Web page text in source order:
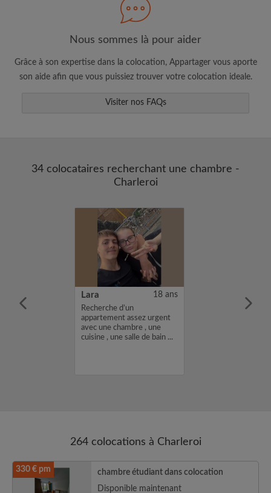
Consultez les chambres et les profils des
Sauvegardez vos recherches
annonce correspondant à vos critères
Faites vos demandes de visites
Faites part aux propriétaires et aux
Nous sommes là pour aider
Grâce à son expertise dans la colocation, Appartager vous aporte
son aide afin que vous puissiez trouver votre colocation ideale.
Visiter nos FAQs
34 colocataires recherchant une chambre -
Charleroi
de kiné je
Lara 18 ans
Recherche d’un
appartement assez urgent
avec une chambre , une
cuisine , une salle de bain ...
264 colocations à Charleroi
330 € pm
chambre étudiant dans colocation
Disponible maintenant